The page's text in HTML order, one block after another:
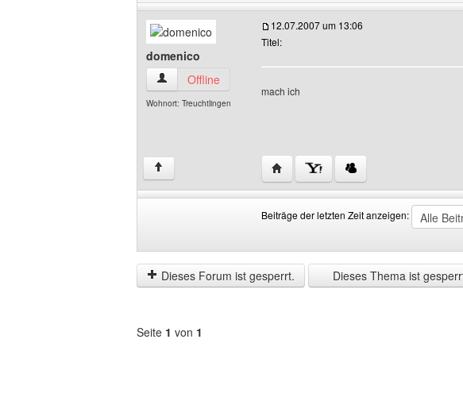
domenico
domenico Benutzer-Profile anzeigen
Offline
Wohnort: Treuchtlingen
12.07.2007 um 13:06
Titel:
mach ich
↑ Website dieses Benutzers besuchen:
Beiträge der letzten Zeit anzeigen:
der
letzten
Zeit
by
Dieses Forum ist gesperrt.
Dieses Thema ist
Seite 1 von 1